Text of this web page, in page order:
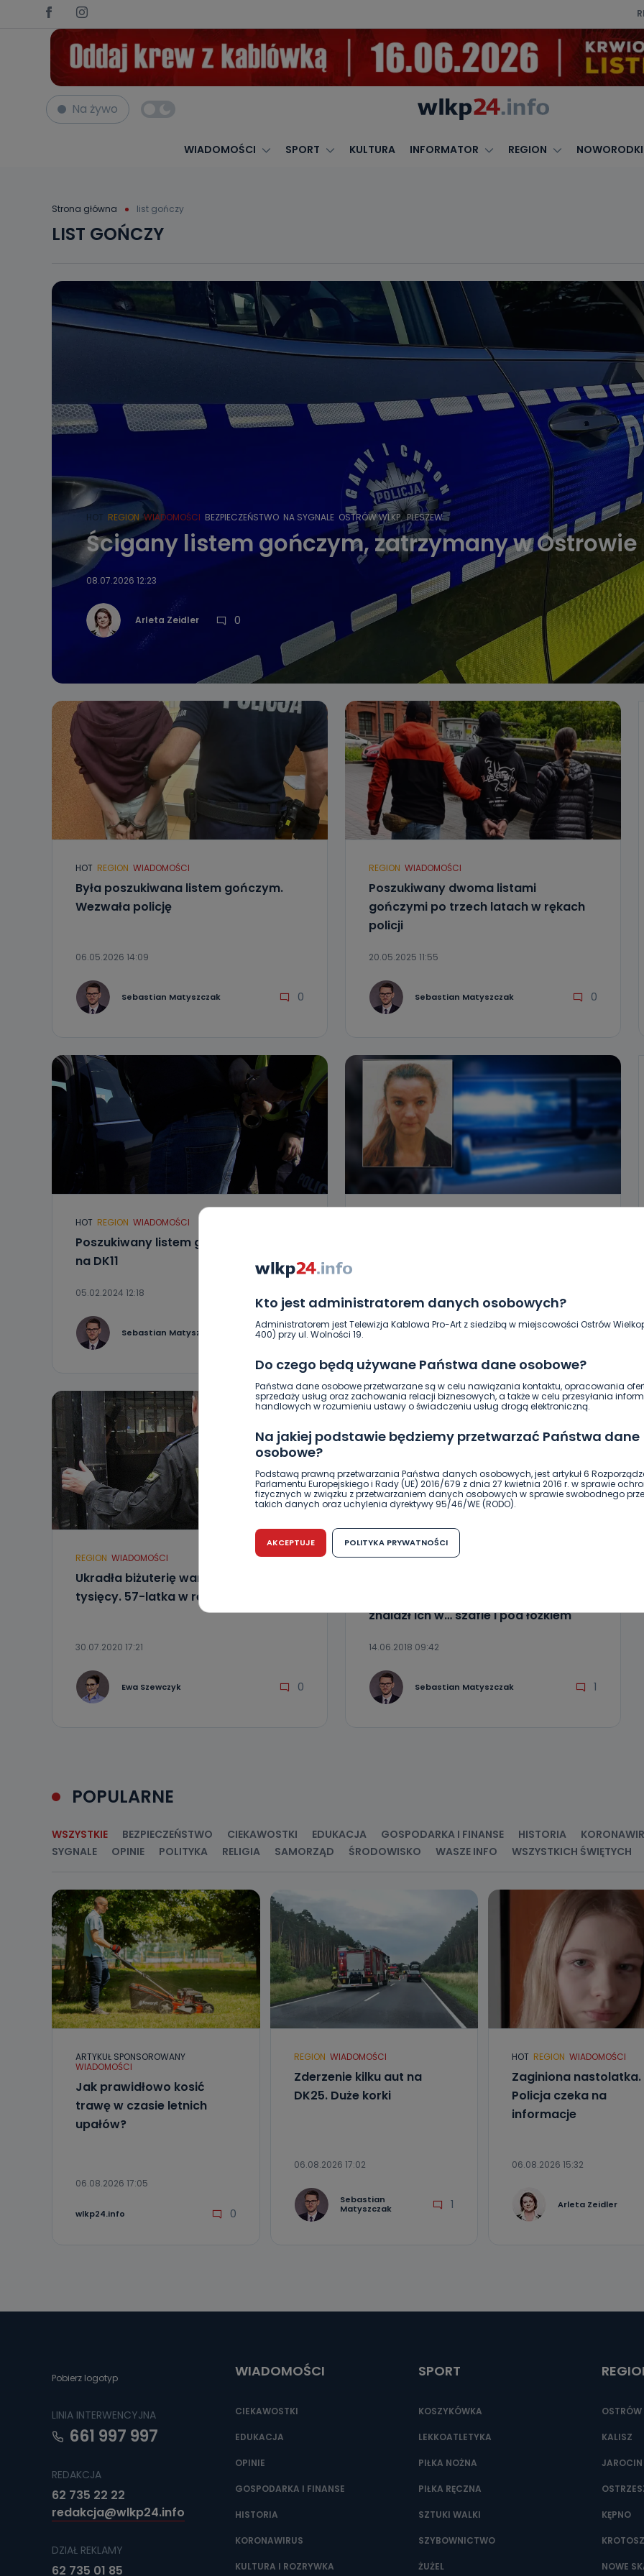
Na żywo
WIADOMOŚCI SPORT KULTURA INFORMATOR REGION NOWORODKI
Strona główna list gończy
Kto jest administratorem danych osobowych?
Administratorem jest Telewizja Kablowa Pro-Art z siedzibą w miejscowości Ostrów
400) przy ul. Wolności 19.
Do czego będą używane Państwa dane osobowe?
Państwa dane osobowe przetwarzane są w celu nawiązania kontaktu, opracowania
sprzedaży usług oraz zachowania relacji biznesowych, a także w celu przesyłania
handlowych w rozumieniu ustawy o świadczeniu usług drogą elektroniczną.
Na jakiej podstawie będziemy przetwarzać Państwa dane
osobowe?
Podstawą prawną przetwarzania Państwa danych osobowych, jest artykuł 6
Parlamentu Europejskiego i Rady (UE) 2016/679 z dnia 27 kwietnia 2016 r. w sprawie
fizycznych w związku z przetwarzaniem danych osobowych w sprawie swobodnego
takich danych oraz uchylenia dyrektywy 95/46/WE (RODO).
Czy jest możliwość cofnięcia zgody?
Podanie danych osobowych jest dobrowolne, nie jest wymogiem ustawowym lub
Kiedy i komu możemy przekazać Państwa dane?
Telewizja Kablowa Pro-Art z siedzibą w miejscowości Ostrów Wielkopolski (63-400) przy
wykorzystywane w procesach zautomatyzowanego profilowania.
Co mogą Państwo zrobić z przekazanymi nam danymi?
Jakie dane osobowe przetwarzamy?
źródeł publicznie dostępnych, w szczególności: imię i nazwisko, adres e-mail, telefon
adres korespondencyjny. Odbiorcą Pastwa danych osobowych są pracownicy i
oraz partnerzy wspomagający administratora w jego biznesowej działalności.
Jak skontaktować się z inspektorem danych osobowych?
Można to zrobić pod numerem telefonu 62 735-51-05 lub e-mailowo pod adresem:
poczta@tvproart.pl
AKCEPTUJE POLITYKA PRYWATNOŚCI
LIST GOŃCZY
HOT REGION WIADOMOŚCI BEZPIECZEŃSTWO NA SYGNALE OSTRÓW WLKP. PLESZEW
Ścigany listem gończym, zatrzymany w Ostrowie
08.07.2026 12:23
Arleta Zeidler 0
HOT REGION WIADOMOŚCI
Była poszukiwana listem gończym.
Wezwała policję
06.05.2026 14:09
Sebastian Matyszczak 0
REGION WIADOMOŚCI
Poszukiwany dwoma listami
gończymi po trzech latach w rękach
policji
20.05.2025 11:55
Sebastian Matyszczak 0
HOT REGION WIADOMOŚCI
Poszukiwany listem gończym „wpadł”
na DK11
05.02.2024 12:18
Sebastian Matyszczak 0 0
REGION WIADOMOŚCI
Ukradła biżuterię wartą kilkadziesiąt
tysięcy. 57-latka w rękach policji
30.07.2020 17:21
Ewa Szewczyk 0
REGION WIADOMOŚCI
znalazł ich w… szafie i pod łóżkiem
14.06.2018 09:42
Sebastian Matyszczak 1
POPULARNE
WSZYSTKIE BEZPIECZEŃSTWO CIEKAWOSTKI EDUKACJA GOSPODARKA I FINANSE HISTORIA
SYGNALE
OPINIE POLITYKA RELIGIA SAMORZĄD ŚRODOWISKO WASZE INFO WSZYSTKICH ŚWIĘTYCH
ARTYKUŁ SPONSOROWANY
WIADOMOŚCI
Jak prawidłowo kosić
trawę w czasie letnich
upałów?
06.08.2026 17:05
wlkp24.info 0
REGION WIADOMOŚCI
Zderzenie kilku aut na
DK25. Duże korki
06.08.2026 17:02
Sebastian
Matyszczak
1
HOT REGION WIADOMOŚCI
Zaginiona nastolatka.
Policja czeka na
informacje
06.08.2026 15:32
Arleta Zeidler
Pobierz logotyp
LINIA INTERWENCYJNA
661 997 997
REDAKCJA
62 735 22 22
redakcja@wlkp24.info
DZIAŁ REKLAMY
62 735 01 85
WIADOMOŚCI
CIEKAWOSTKI
EDUKACJA
OPINIE
GOSPODARKA I FINANSE
HISTORIA
KORONAWIRUS
KULTURA I ROZRYWKA
SPORT
KOSZYKÓWKA
LEKKOATLETYKA
PIŁKA NOŻNA
PIŁKA RĘCZNA
SZTUKI WALKI
SZYBOWNICTWO
ŻUŻEL
OSTRÓW
KALISZ
JAROCIN
KĘPNO
NOWE